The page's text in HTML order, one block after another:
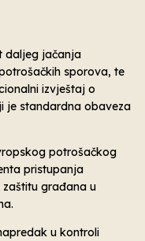
daljeg jačanja
sporova, te
izvještaj o
je standardna obaveza
potrošačkog
pristupanja
građana u
u kontroli